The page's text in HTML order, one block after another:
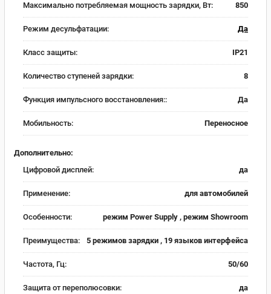
Максимально потребляемая мощность зарядки, Вт: 850
Режим десульфатации: Да
Класс защиты: IP21
Количество ступеней зарядки: 8
Функция импульсного восстановления:: Да
Мобильность: Переносное
Дополнительно:
Цифровой дисплей:
да
Применение: для автомобилей
Особенности: режим Power Supply , режим Showroom
Преимущества: 5 режимов зарядки , 19 языков интерфейса
Частота, Гц: 50/60
Защита от переполюсовки: да